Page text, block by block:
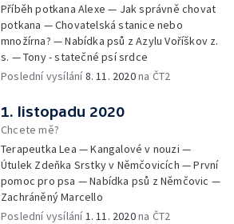
Příběh potkana Alexe — Jak správně chovat
potkana — Chovatelská stanice nebo
množírna? — Nabídka psů z Azylu Voříškov z.
s. — Tony - statečné psí srdce
Poslední vysílání8. 11. 2020na ČT2
1. listopadu 2020
Chcete mě?
Terapeutka Lea — Kangalové v nouzi —
Útulek Zdeňka Srstky v Němčovicích — První
pomoc pro psa — Nabídka psů z Němčovic —
Zachráněný Marcello
Poslední vysílání 1. 11. 2020na ČT2